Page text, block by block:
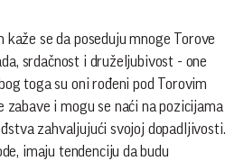
se da poseduju mnoge Torove
srdačnost i druželjubivost - one
toga su oni rođeni pod Torovim
zabave i mogu se naći na pozicijama
zahvaljujući svojoj dopadljivosti.
imaju tendenciju da budu